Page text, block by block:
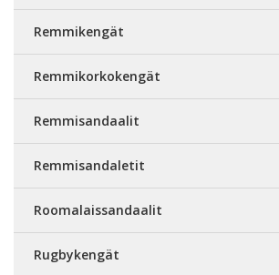
Remmikengät
Remmikorkokengät
Remmisandaalit
Remmisandaletit
Roomalaissandaalit
Rugbykengät